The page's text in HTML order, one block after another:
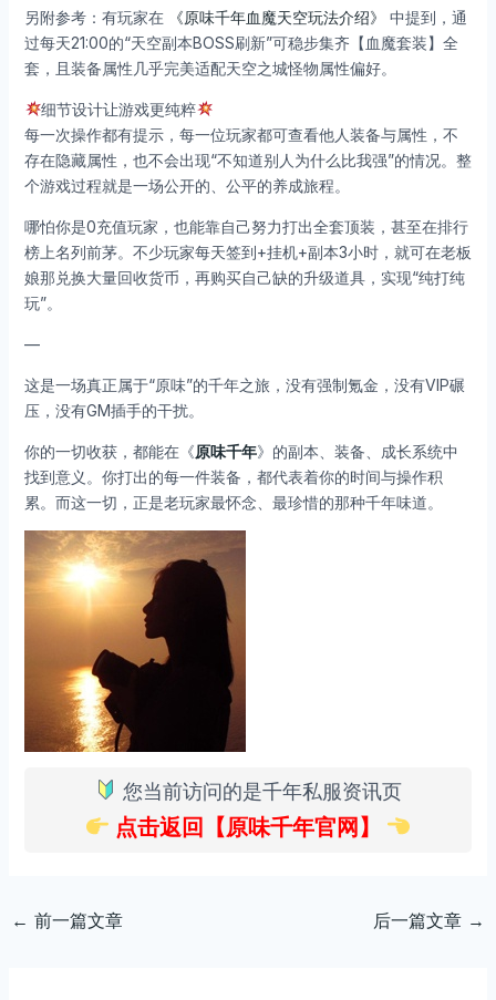
另附参考：有玩家在 《原味千年血魔天空玩法介绍》
中提到，通
过每天21:00的“天空副本BOSS刷新”可稳步集齐【血魔套装】全
套，且装备属性几乎完美适配天空之城怪物属性偏好。
细节设计让游戏更纯粹
每一次操作都有提示，每一位玩家都可查看他人装备与属性，不
存在隐藏属性，也不会出现“不知道别人为什么比我强”的情况。整
个游戏过程就是一场公开的、公平的养成旅程。
哪怕你是0充值玩家，也能靠自己努力打出全套顶装，甚至在排行
榜上名列前茅。不少玩家每天签到+挂机+副本3小时，就可在老板
娘那兑换大量回收货币，再购买自己缺的升级道具，实现“纯打纯
玩”。
—
这是一场真正属于“原味”的千年之旅，没有强制氪金，没有VIP碾
压，没有GM插手的干扰。
你的一切收获，都能在《原味千年》的副本、装备、成长系统中
找到意义。你打出的每一件装备，都代表着你的时间与操作积
累。而这一切，正是老玩家最怀念、最珍惜的那种千年味道。
您当前访问的是千年私服资讯页
点击返回【原味千年官网】
← 前一篇文章 后一篇文章 →